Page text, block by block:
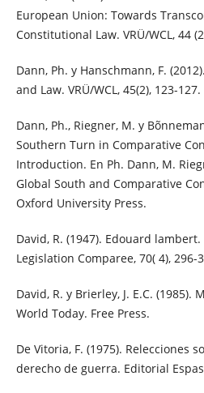
European Union: Towards
Constitutional Law. VRÜ/WCL, 44
Dann, Ph. y Hanschmann, F.
and Law. VRÜ/WCL, 45(2), 123-127.
Dann, Ph., Riegner, M. y
Southern Turn in Comparative
Introduction. En Ph. Dann, M.
Global South and Comparative
Oxford University Press.
David, R. (1947). Edouard
Legislation Comparee, 70( 4), 296-
David, R. y Brierley, J. E.C. (1985).
World Today. Free Press.
De Vitoria, F. (1975). Relecciones
derecho de guerra. Editorial